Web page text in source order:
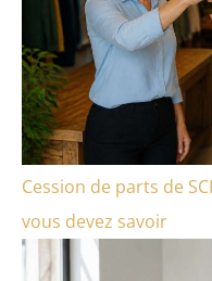
Cession de parts de
vous devez savoir